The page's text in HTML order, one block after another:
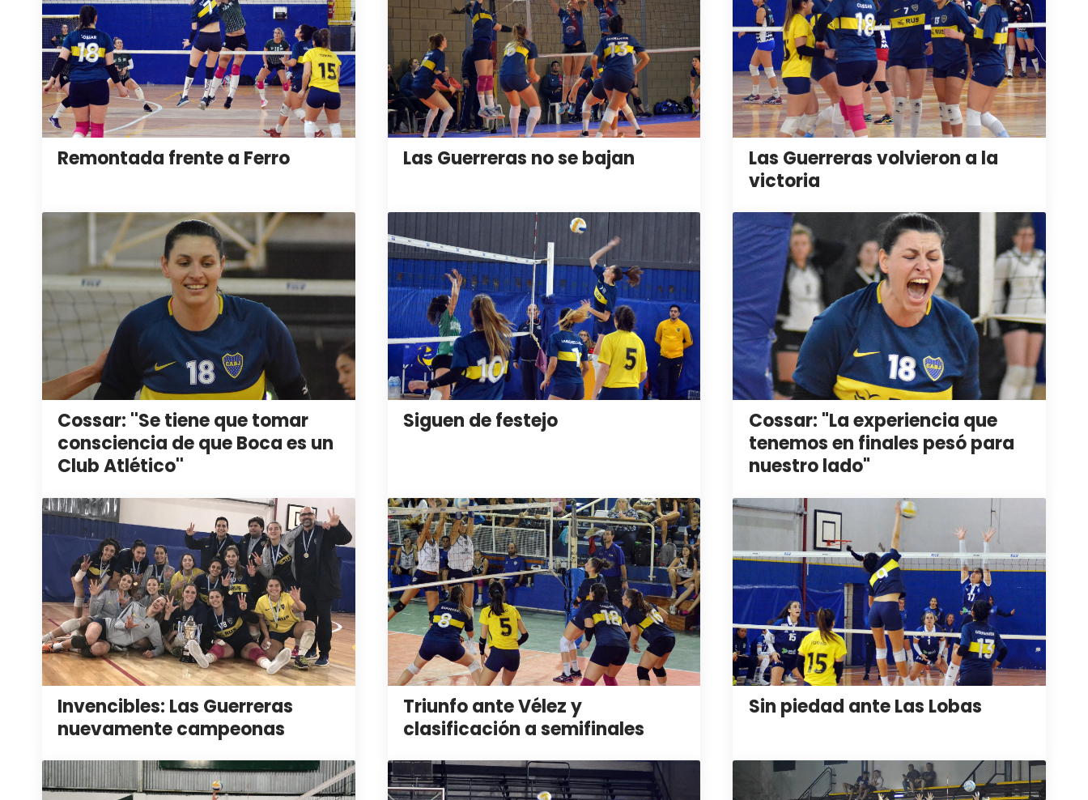
Remontada frente a Ferro Las Guerreras no se bajan
Las Guerreras volvieron a la
victoria
Cossar: ''Se tiene que tomar
consciencia de que Boca es un
Club Atlético''
Siguen de festejo
Cossar: "La experiencia que
tenemos en finales pesó para
nuestro lado"
Invencibles: Las Guerreras
nuevamente campeonas
Triunfo ante Vélez y
clasificación a semifinales
Sin piedad ante Las Lobas